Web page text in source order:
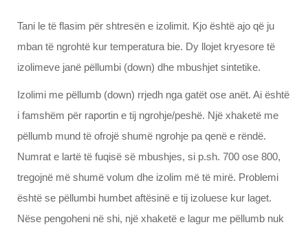
Tani le të flasim për shtresën e izolimit. Kjo është ajo që ju
mban të ngrohtë kur temperatura bie. Dy llojet kryesore të
izolimeve janë pëllumbi (down) dhe mbushjet sintetike.
Izolimi me pëllumb (down) rrjedh nga gatët ose anët. Ai është
i famshëm për raportin e tij ngrohje/peshë. Një xhaketë me
pëllumb mund të ofrojë shumë ngrohje pa qenë e rëndë.
Numrat e lartë të fuqisë së mbushjes, si p.sh. 700 ose 800,
tregojnë më shumë volum dhe izolim më të mirë. Problemi
është se pëllumbi humbet aftësinë e tij izoluese kur laget.
Nëse pengoheni në shi, një xhaketë e lagur me pëllumb nuk